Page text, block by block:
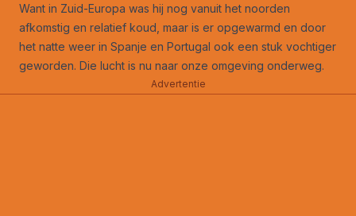
Want in Zuid-Europa was hij nog vanuit het noorden
afkomstig en relatief koud, maar is er opgewarmd en door
het natte weer in Spanje en Portugal ook een stuk vochtiger
geworden. Die lucht is nu naar onze omgeving onderweg.
Advertentie